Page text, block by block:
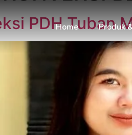
Home Produk
PDH Tuban